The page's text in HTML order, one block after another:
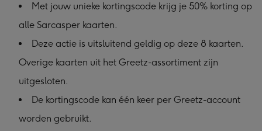
Met jouw unieke kortingscode krijg je 50% korting op
alle Sarcasper kaarten.
Deze actie is uitsluitend geldig op deze 8 kaarten.
Overige kaarten uit het Greetz-assortiment zijn
uitgesloten.
De kortingscode kan één keer per Greetz-account
worden gebruikt.